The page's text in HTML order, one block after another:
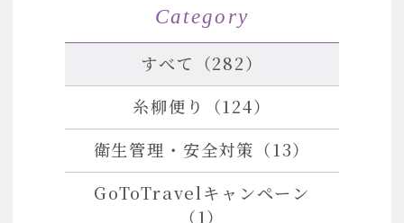
Category
すべて（282）
糸柳便り（124）
衛生管理・安全対策（13）
GoToTravelキャンペーン
（1）